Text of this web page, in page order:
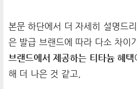
본문 하단에서 더 자세히 설명드
은 발급 브랜드에 따라 다소 차이
브랜드에서 제공하는 티타늄 혜택
해 더 나은 것 같고,